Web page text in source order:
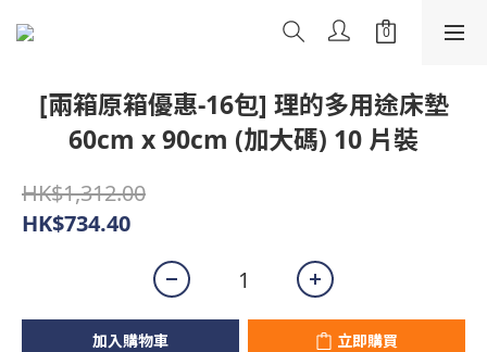
[兩箱原箱優惠-16包] 理的多用途床墊
60cm x 90cm (加大碼) 10 片裝
HK$1,312.00
HK$734.40
加入購物車 立即購買